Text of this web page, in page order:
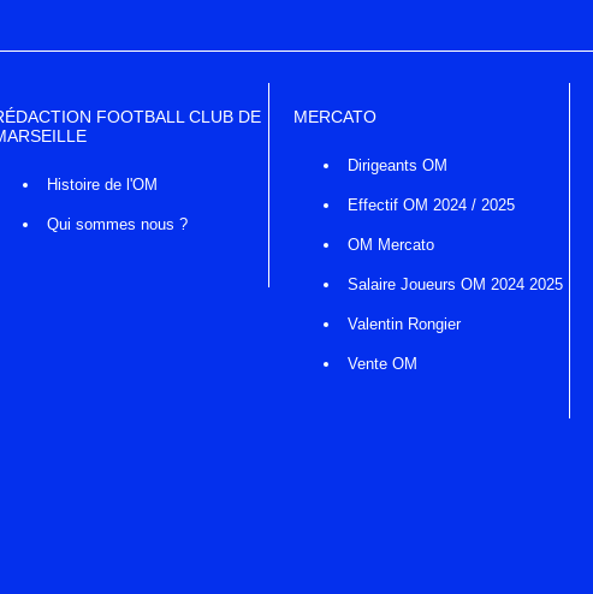
FOOTBALL CLUB DE
Histoire de l'OM
Qui sommes nous ?
MERCATO
Dirigeants OM
Effectif OM 2024 / 2025
OM Mercato
Salaire Joueurs OM 2024 2025
Valentin Rongier
Vente OM